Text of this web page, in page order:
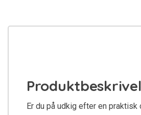
Er du på udkig efter en